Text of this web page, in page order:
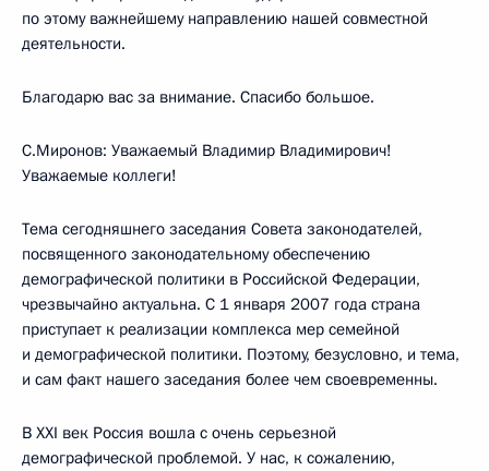
по этому важнейшему направлению нашей совместной
деятельности.
Благодарю вас за внимание. Спасибо большое.
С.Миронов: Уважаемый Владимир Владимирович!
Уважаемые коллеги!
Тема сегодняшнего заседания Совета законодателей,
посвященного законодательному обеспечению
демографической политики в Российской Федерации,
чрезвычайно актуальна. С 1 января 2007 года страна
приступает к реализации комплекса мер семейной
и демографической политики. Поэтому, безусловно, и тема,
и сам факт нашего заседания более чем своевременны.
В XXI век Россия вошла с очень серьезной
демографической проблемой. У нас, к сожалению,